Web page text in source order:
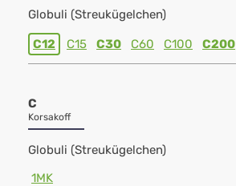
Globuli (Streukügelchen)
C12 C15 C30 C60 C100 C200
C
Korsakoff
Globuli (Streukügelchen)
1MK